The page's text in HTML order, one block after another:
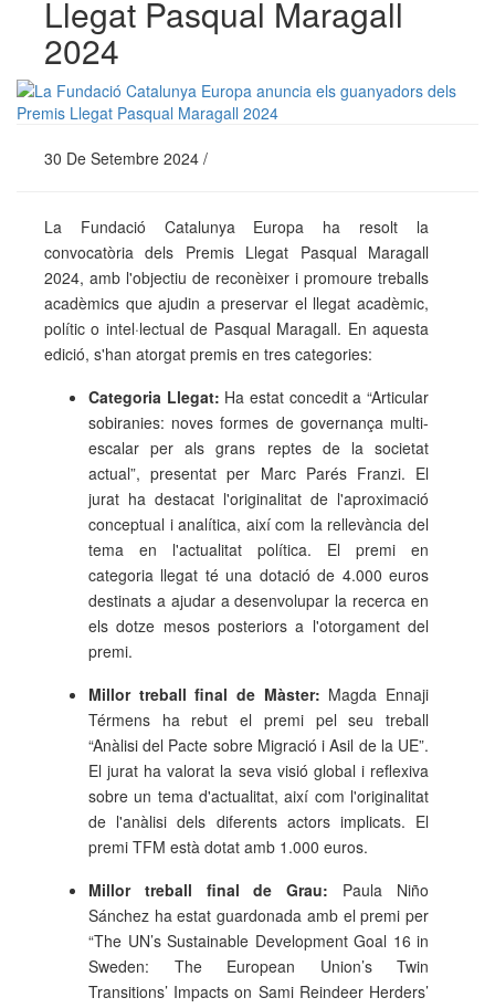
Llegat Pasqual Maragall
2024
30 De Setembre 2024 /
La Fundació Catalunya Europa ha resolt la
convocatòria dels Premis Llegat Pasqual Maragall
2024, amb l'objectiu de reconèixer i promoure treballs
acadèmics que ajudin a preservar el llegat acadèmic,
polític o intel·lectual de Pasqual Maragall. En aquesta
edició, s'han atorgat premis en tres categories:
Categoria Llegat: Ha estat concedit a “Articular
sobiranies: noves formes de governança multi-
escalar per als grans reptes de la societat
actual”, presentat per Marc Parés Franzi. El
jurat ha destacat l'originalitat de l'aproximació
conceptual i analítica, així com la rellevància del
tema en l'actualitat política. El premi en
categoria llegat té una dotació de 4.000 euros
destinats a ajudar a desenvolupar la recerca en
els dotze mesos posteriors a l'otorgament del
premi.
Millor treball final de Màster: Magda Ennaji
Térmens ha rebut el premi pel seu treball
“Anàlisi del Pacte sobre Migració i Asil de la UE”.
El jurat ha valorat la seva visió global i reflexiva
sobre un tema d'actualitat, així com l'originalitat
de l'anàlisi dels diferents actors implicats. El
premi TFM està dotat amb 1.000 euros.
Millor treball final de Grau: Paula Niño
Sánchez ha estat guardonada amb el premi per
“The UN’s Sustainable Development Goal 16 in
Sweden: The European Union’s Twin
Transitions’ Impacts on Sami Reindeer Herders’